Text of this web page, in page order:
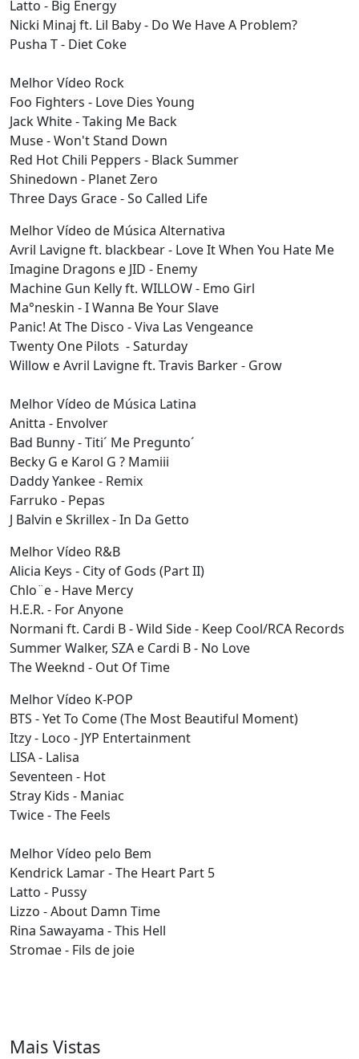
Latto - Big Energy
Nicki Minaj ft. Lil Baby - Do We Have A Problem?
Pusha T - Diet Coke
Melhor Vídeo Rock
Foo Fighters - Love Dies Young
Jack White - Taking Me Back
Muse - Won't Stand Down
Red Hot Chili Peppers - Black Summer
Shinedown - Planet Zero
Three Days Grace - So Called Life
Melhor Vídeo de Música Alternativa
Avril Lavigne ft. blackbear - Love It When You Hate Me
Imagine Dragons e JID - Enemy
Machine Gun Kelly ft. WILLOW - Emo Girl
Ma°neskin - I Wanna Be Your Slave
Panic! At The Disco - Viva Las Vengeance
Twenty One Pilots - Saturday
Willow e Avril Lavigne ft. Travis Barker - Grow
Melhor Vídeo de Música Latina
Anitta - Envolver
Bad Bunny - Titi´ Me Pregunto´
Becky G e Karol G ? Mamiii
Daddy Yankee - Remix
Farruko - Pepas
J Balvin e Skrillex - In Da Getto
Melhor Vídeo R&B
Alicia Keys - City of Gods (Part II)
Chlo¨e - Have Mercy
H.E.R. - For Anyone
Normani ft. Cardi B - Wild Side - Keep Cool/RCA Records
Summer Walker, SZA e Cardi B - No Love
The Weeknd - Out Of Time
Melhor Vídeo K-POP
BTS - Yet To Come (The Most Beautiful Moment)
Itzy - Loco - JYP Entertainment
LISA - Lalisa
Seventeen - Hot
Stray Kids - Maniac
Twice - The Feels
Melhor Vídeo pelo Bem
Kendrick Lamar - The Heart Part 5
Latto - Pussy
Lizzo - About Damn Time
Rina Sawayama - This Hell
Stromae - Fils de joie
Mais Vistas